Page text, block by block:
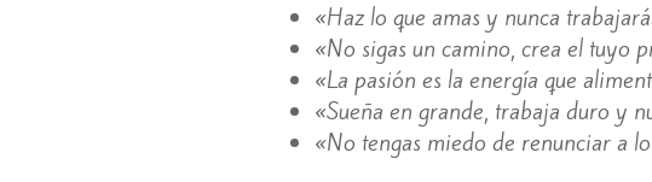
«Haz lo que amas y nunca
«No sigas un camino, crea el tuyo
«La pasión es la energía que
«Sueña en grande, trabaja duro y
«No tengas miedo de renunciar a